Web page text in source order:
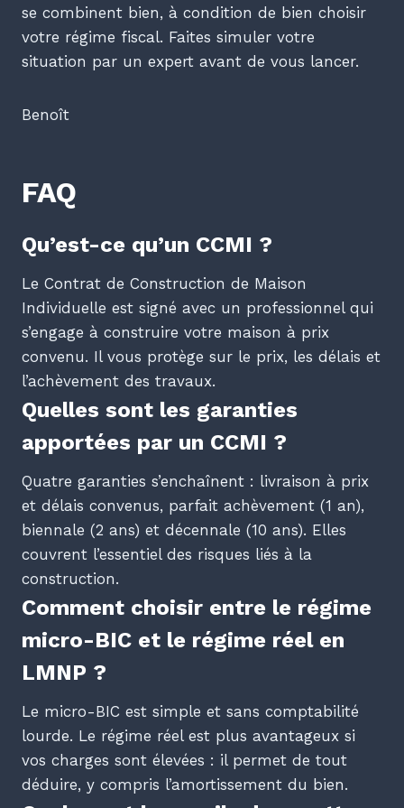
se combinent bien, à condition de bien choisir
votre régime fiscal. Faites simuler votre
situation par un expert avant de vous lancer.
Benoît
FAQ
Qu’est-ce qu’un CCMI ?
Le Contrat de Construction de Maison
Individuelle est signé avec un professionnel qui
s’engage à construire votre maison à prix
convenu. Il vous protège sur le prix, les délais et
l’achèvement des travaux.
Quelles sont les garanties
apportées par un CCMI ?
Quatre garanties s’enchaînent : livraison à prix
et délais convenus, parfait achèvement (1 an),
biennale (2 ans) et décennale (10 ans). Elles
couvrent l’essentiel des risques liés à la
construction.
Comment choisir entre le régime
micro-BIC et le régime réel en
LMNP ?
Le micro-BIC est simple et sans comptabilité
lourde. Le régime réel est plus avantageux si
vos charges sont élevées : il permet de tout
déduire, y compris l’amortissement du bien.